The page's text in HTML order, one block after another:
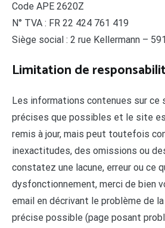
Code APE 2620Z
N° TVA : FR 22 424 761 419
Siège social : 2 rue Kellermann –
Limitation de
Les informations contenues sur
précises que possibles et le site
remis à jour, mais peut toutefois
inexactitudes, des omissions ou
constatez une lacune, erreur ou ce
dysfonctionnement, merci de bien
email en décrivant le problème de
précise possible (page posant